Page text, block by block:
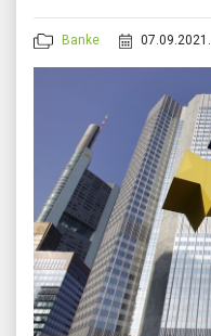
Banke 07.09.2021.